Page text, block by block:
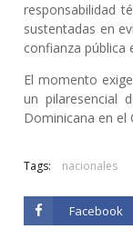
responsabilidad
sustentadas en
confianza pública
El momento
un pilaresencial
Dominicana en el
Tags: nacionales
Facebook